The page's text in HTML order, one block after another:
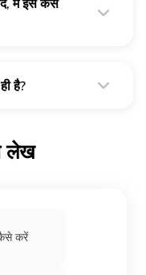
है?
लेख
करें